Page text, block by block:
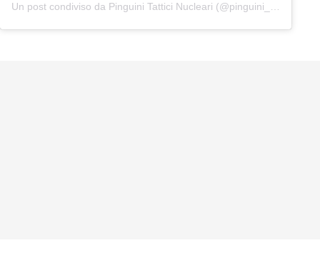
Un post condiviso da Pinguini Tattici Nucleari (@pinguini_tattici_nucleari)